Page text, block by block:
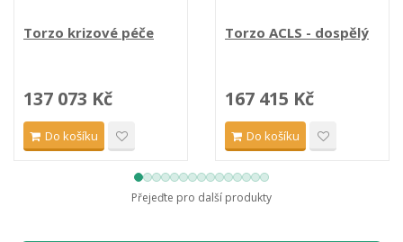
Torzo krizové péče
137 073 Kč
Do košíku
Torzo ACLS - dospělý
167 415 Kč
Do košíku
Přejeďte pro další produkty